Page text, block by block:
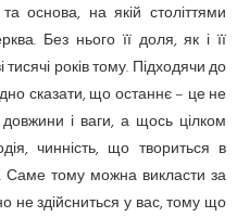
основа, на якій століттями
Без нього її доля, як і її
років тому. Підходячи до
сказати, що останнє – це не
і ваги, а щось цілком
чинність, що твориться в
Саме тому можна викласти за
не здійсниться у вас, тому що